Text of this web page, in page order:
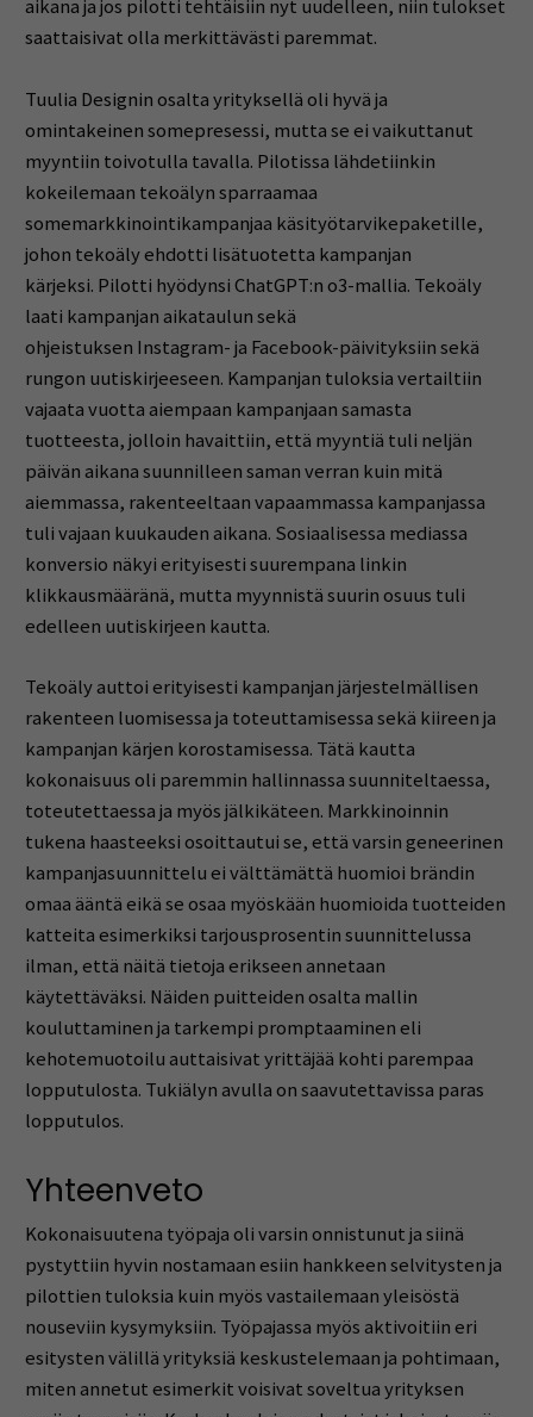
aikana ja jos pilotti tehtäisiin nyt uudelleen, niin tulokset
saattaisivat olla merkittävästi paremmat.
Tuulia Designin osalta yrityksellä oli hyvä ja
omintakeinen somepresessi, mutta se ei vaikuttanut
myyntiin toivotulla tavalla. Pilotissa lähdetiinkin
kokeilemaan tekoälyn sparraamaa
somemarkkinointikampanjaa käsityötarvikepaketille,
johon tekoäly ehdotti lisätuotetta kampanjan
kärjeksi. Pilotti hyödynsi ChatGPT:n o3-mallia. Tekoäly
laati kampanjan aikataulun sekä
ohjeistuksen Instagram- ja Facebook-päivityksiin sekä
rungon uutiskirjeeseen. Kampanjan tuloksia vertailtiin
vajaata vuotta aiempaan kampanjaan samasta
tuotteesta, jolloin havaittiin, että myyntiä tuli neljän
päivän aikana suunnilleen saman verran kuin mitä
aiemmassa, rakenteeltaan vapaammassa kampanjassa
tuli vajaan kuukauden aikana. Sosiaalisessa mediassa
konversio näkyi erityisesti suurempana linkin
klikkausmääränä, mutta myynnistä suurin osuus tuli
edelleen uutiskirjeen kautta.
Tekoäly auttoi erityisesti kampanjan järjestelmällisen
rakenteen luomisessa ja toteuttamisessa sekä kiireen ja
kampanjan kärjen korostamisessa. Tätä kautta
kokonaisuus oli paremmin hallinnassa suunniteltaessa,
toteutettaessa ja myös jälkikäteen. Markkinoinnin
tukena haasteeksi osoittautui se, että varsin geneerinen
kampanjasuunnittelu ei välttämättä huomioi brändin
omaa ääntä eikä se osaa myöskään huomioida tuotteiden
katteita esimerkiksi tarjousprosentin suunnittelussa
ilman, että näitä tietoja erikseen annetaan
käytettäväksi. Näiden puitteiden osalta mallin
kouluttaminen ja tarkempi promptaaminen eli
kehotemuotoilu auttaisivat yrittäjää kohti parempaa
lopputulosta. Tukiälyn avulla on saavutettavissa paras
lopputulos.
Yhteenveto
Kokonaisuutena työpaja oli varsin onnistunut ja siinä
pystyttiin hyvin nostamaan esiin hankkeen selvitysten ja
pilottien tuloksia kuin myös vastailemaan yleisöstä
nouseviin kysymyksiin. Työpajassa myös aktivoitiin eri
esitysten välillä yrityksiä keskustelemaan ja pohtimaan,
miten annetut esimerkit voisivat soveltua yrityksen